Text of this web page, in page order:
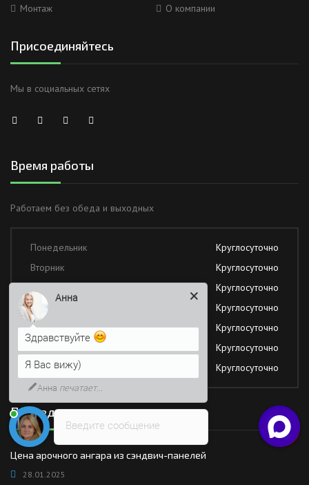
Монтаж О компании
Присоединяйтесь
Мы в социальных сетях
Время работы
Работаем без обеда и выходных
Понедельник
Круглосуточно
Вторник
Круглосуточно
Круглосуточно
Четверг
Круглосуточно
Пятница
Круглосуточно
Суббота
Круглосуточно
Воскресение
Круглосуточно
Последние новости
Цена арочного ангара из сэндвич-панелей
28.01.2025
Введите сообщение
Анна
Здравствуйте
Я Вас вижу)
Анна печатает...